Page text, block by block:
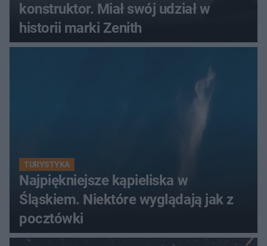
konstruktor. Miał swój udział w
historii marki Zenith
TURYSTYKA
Najpiękniejsze kąpieliska w
Śląskiem. Niektóre wyglądają jak z
pocztówki